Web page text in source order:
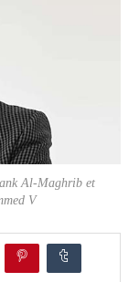
Al-Maghrib et
V